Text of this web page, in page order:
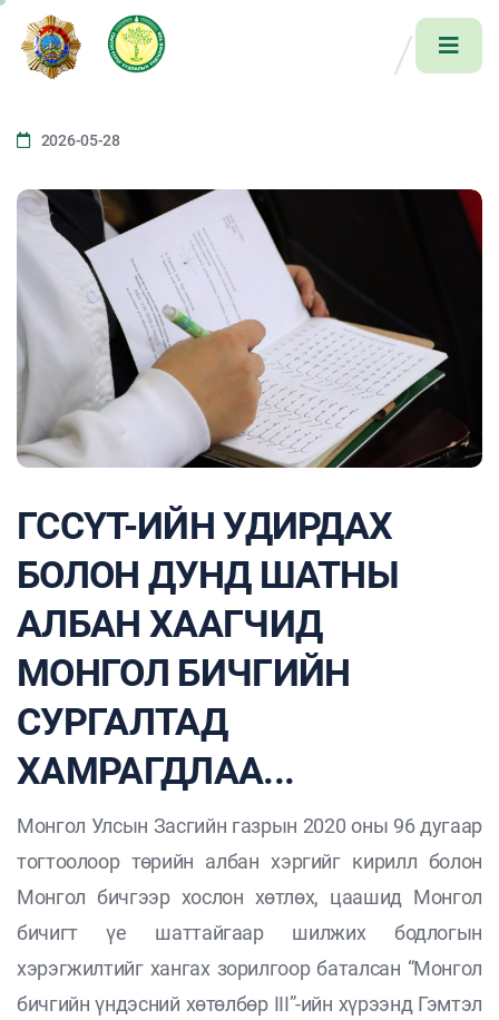
2026-05-28
ГССҮТ-ИЙН УДИРДАХ
БОЛОН ДУНД ШАТНЫ
АЛБАН ХААГЧИД
МОНГОЛ БИЧГИЙН
СУРГАЛТАД
ХАМРАГДЛАА...
Монгол Улсын Засгийн газрын 2020 оны 96 дугаар
тогтоолоор төрийн албан хэргийг кирилл болон
Монгол бичгээр хослон хөтлөх, цаашид Монгол
бичигт үе шаттайгаар шилжих бодлогын
хэрэгжилтийг хангах зорилгоор баталсан “Монгол
бичгийн үндэсний хөтөлбөр III”-ийн хүрээнд Гэмтэл